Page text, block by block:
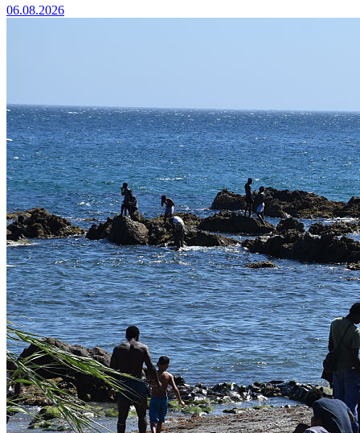
06.08.2026